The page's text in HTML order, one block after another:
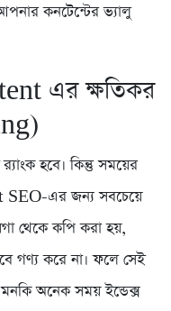
কনটেন্টের ভ্যালু
এর ক্ষতিকর
হবে। কিন্তু সময়ের
SEO-এর জন্য সবচেয়ে
থেকে কপি করা হয়,
গণ্য করে না। ফলে সেই
অনেক সময় ইন্ডেক্স